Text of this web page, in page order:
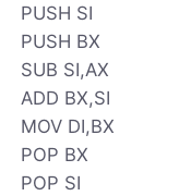
PUSH SI
PUSH BX
SUB SI,AX
ADD BX,SI
MOV DI,BX
POP BX
POP SI